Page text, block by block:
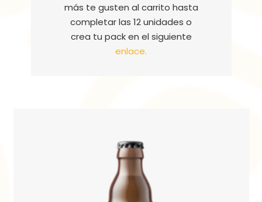
más te gusten al carrito hasta
completar las 12 unidades o
crea tu pack en el siguiente
enlace.